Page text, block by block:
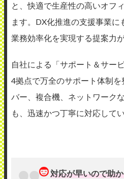
と、快適で生産性の高いオフ
ます。DX化推進の支援事業
業務効率化を実現する提案力が
自社による「サポート＆サー
4拠点で万全のサポート体制
バー、複合機、ネットワーク
も、迅速かつ丁寧に対応してい
対応が早いので助